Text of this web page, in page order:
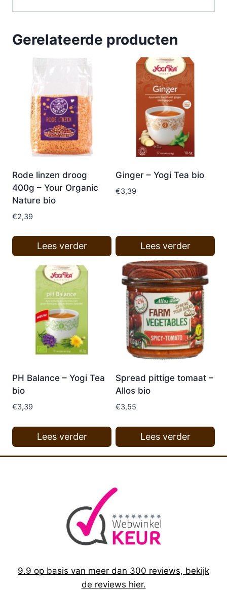
Gerelateerde producten
Rode linzen droog
400g – Your Organic
Nature bio
€2,39
Lees verder
Ginger – Yogi Tea bio
€3,39
Lees verder
PH Balance – Yogi Tea
bio
€3,39
Lees verder
Spread pittige tomaat –
Allos bio
€3,55
Lees verder
9.9 op basis van meer dan 300 reviews, bekijk
de reviews hier.